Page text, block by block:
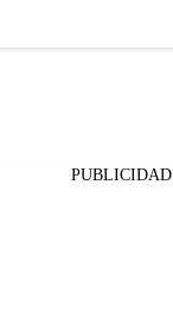
PUBLICIDAD